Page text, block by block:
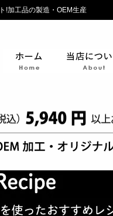
!加工品の製造・OEM生産
ホーム